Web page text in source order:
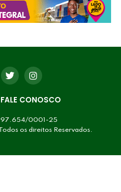
FALE CONOSCO
0001-25
os direitos Reservados.